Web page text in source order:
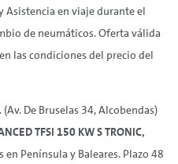
Asistencia en viaje durante el
de neumáticos. Oferta válida
las condiciones del precio del
(Av. De Bruselas 34, Alcobendas)
TFSI 150 KW S TRONIC,
Península y Baleares. Plazo 48